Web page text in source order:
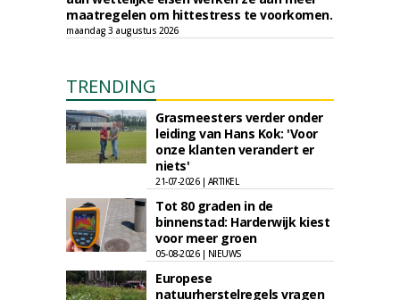
maatregelen om hittestress te voorkomen.
maandag 3 augustus 2026
TRENDING
Grasmeesters verder onder
leiding van Hans Kok: 'Voor
onze klanten verandert er
niets'
21-07-2026 | ARTIKEL
Tot 80 graden in de
binnenstad: Harderwijk kiest
voor meer groen
05-08-2026 | NIEUWS
Europese
natuurherstelregels vragen